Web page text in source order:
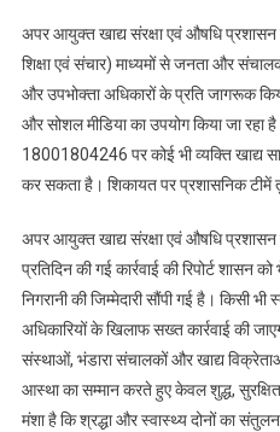
अपर आयुक्त खाद्य संरक्षा एवं औषधि
शिक्षा एवं संचार) माध्यमों से जनता और
और उपभोक्ता अधिकारों के प्रति जागरूक
और सोशल मीडिया का उपयोग किया जा रहा
18001804246 पर कोई भी व्यक्ति खाद्य
कर सकता है। शिकायत पर प्रशासनिक टीमें
अपर आयुक्त खाद्य संरक्षा एवं औषधि प्रशासन
प्रतिदिन की गई कार्रवाई की रिपोर्ट शासन
निगरानी की जिम्मेदारी सौंपी गई है। किसी
अधिकारियों के खिलाफ सख्त कार्रवाई की
संस्थाओं, भंडारा संचालकों और खाद्य
आस्था का सम्मान करते हुए केवल शुद्ध,
मंशा है कि श्रद्धा और स्वास्थ्य दोनों का